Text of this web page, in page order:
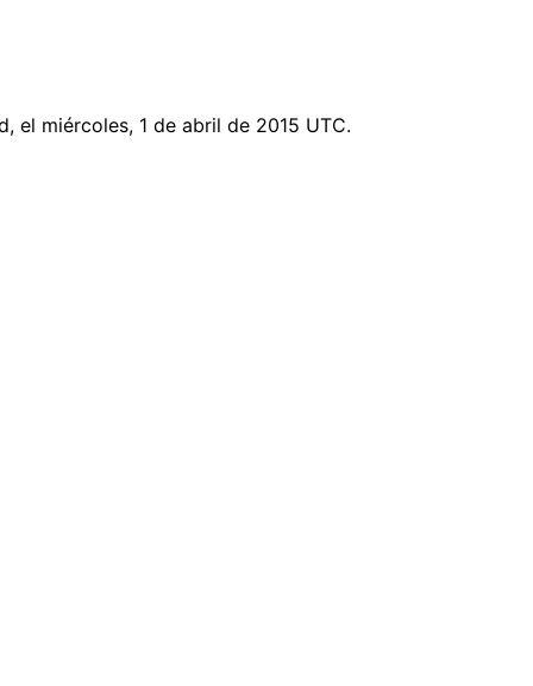
el miércoles, 1 de abril de 2015 UTC.